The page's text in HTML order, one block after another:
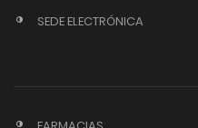
SEDE ELECTRÓNICA